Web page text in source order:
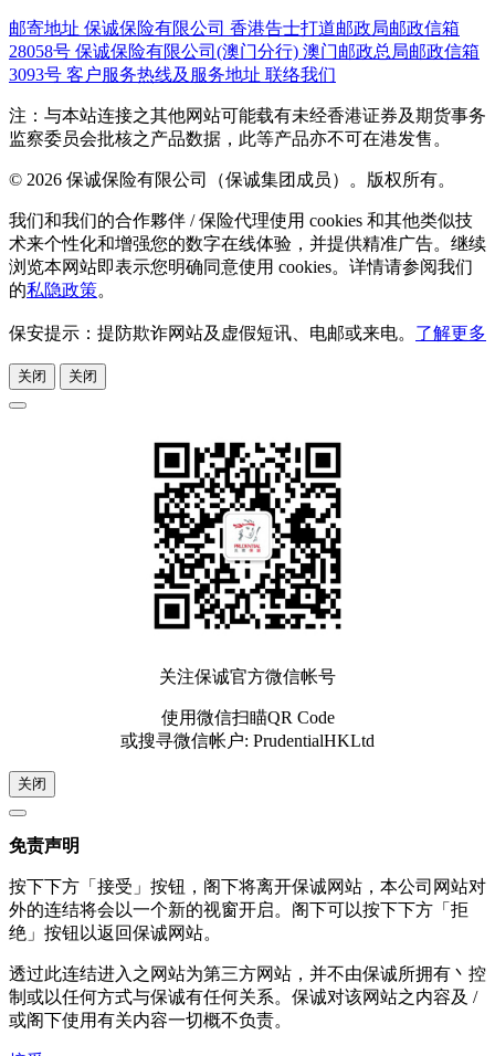
邮寄地址 保诚保险有限公司 香港告士打道邮政局邮政信箱
28058号 保诚保险有限公司(澳门分行) 澳门邮政总局邮政信箱
3093号 客户服务热线及服务地址 联络我们
注：与本站连接之其他网站可能载有未经香港证券及期货事务
监察委员会批核之产品数据，此等产品亦不可在港发售。
© 2026 保诚保险有限公司（保诚集团成员）。版权所有。
我们和我们的合作夥伴 / 保险代理使用 cookies 和其他类似技
术来个性化和增强您的数字在线体验，并提供精准广告。继续
浏览本网站即表示您明确同意使用 cookies。详情请参阅我们
的私隐政策。
保安提示：提防欺诈网站及虚假短讯、电邮或来电。 了解更多
关闭 关闭
关注保诚官方微信帐号
使用微信扫瞄QR Code
或搜寻微信帐户: PrudentialHKLtd
关闭
免责声明
按下下方「接受」按钮，阁下将离开保诚网站，本公司网站对
外的连结将会以一个新的视窗开启。阁下可以按下下方「拒
绝」按钮以返回保诚网站。
透过此连结进入之网站为第三方网站，并不由保诚所拥有丶控
制或以任何方式与保诚有任何关系。保诚对该网站之内容及 /
或阁下使用有关内容一切概不负责。